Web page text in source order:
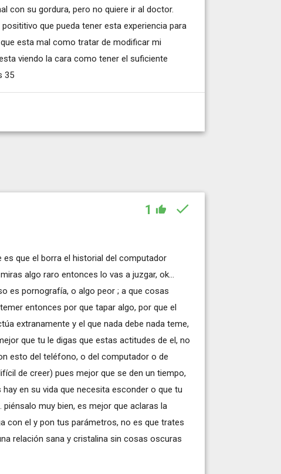
con su gordura, pero no quiere ir al doctor.
que pueda tener esta experiencia para
esta mal como tratar de modificar mi
viendo la cara como tener el suficiente
35
1
que el borra el historial del computador
algo raro entonces lo vas a juzgar, ok...
es pornografía, o algo peor ; a que cosas
entonces por que tapar algo, por que el
extranamente y el que nada debe nada teme,
que tu le digas que estas actitudes de el, no
esto del teléfono, o del computador o de
de creer) pues mejor que se den un tiempo,
en su vida que necesita esconder o que tu
muy bien, es mejor que aclaras la
con el y pon tus parámetros, no es que trates
relación sana y cristalina sin cosas oscuras